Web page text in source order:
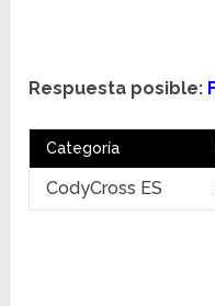
Respuesta posible:
Categoría
CodyCross ES